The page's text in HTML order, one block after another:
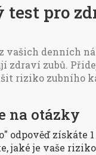
test pro
vašich denních
zdraví zubů.
riziko zubního
na otázky
odpověď získáte 1
jaké je vaše